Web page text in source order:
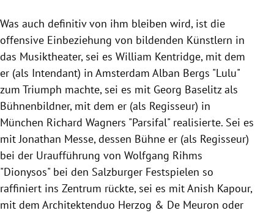
Was auch definitiv von ihm bleiben wird, ist die
offensive Einbeziehung von bildenden Künstlern in
das Musiktheater, sei es William Kentridge, mit dem
er (als Intendant) in Amsterdam Alban Bergs "Lulu"
zum Triumph machte, sei es mit Georg Baselitz als
Bühnenbildner, mit dem er (als Regisseur) in
München Richard Wagners "Parsifal" realisierte. Sei es
mit Jonathan Messe, dessen Bühne er (als Regisseur)
bei der Uraufführung von Wolfgang Rihms
"Dionysos" bei den Salzburger Festspielen so
raffiniert ins Zentrum rückte, sei es mit Anish Kapour,
mit dem Architektenduo Herzog & De Meuron oder